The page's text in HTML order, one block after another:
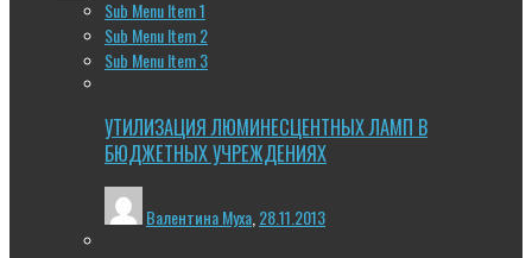
Sub Menu Item 1
Sub Menu Item 2
Sub Menu Item 3
УТИЛИЗАЦИЯ ЛЮМИНЕСЦЕНТНЫХ ЛАМП В
БЮДЖЕТНЫХ УЧРЕЖДЕНИЯХ
Валентина Муха 28.11.2013